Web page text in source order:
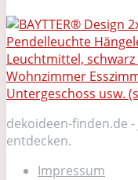
dekoideen-finden.de
entdecken.
Impressum